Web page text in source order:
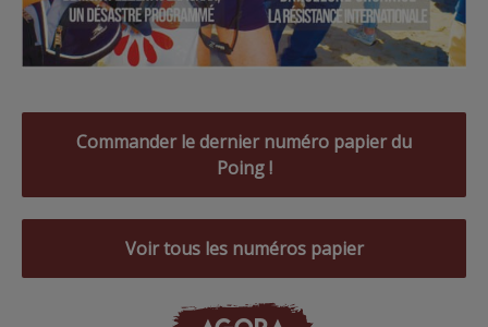
Commander le dernier numéro papier du
Poing !
Voir tous les numéros papier